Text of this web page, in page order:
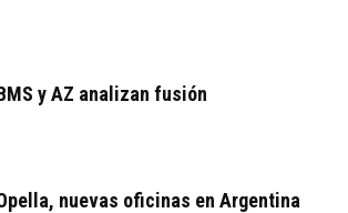
y AZ analizan fusión
nuevas oficinas en Argentina